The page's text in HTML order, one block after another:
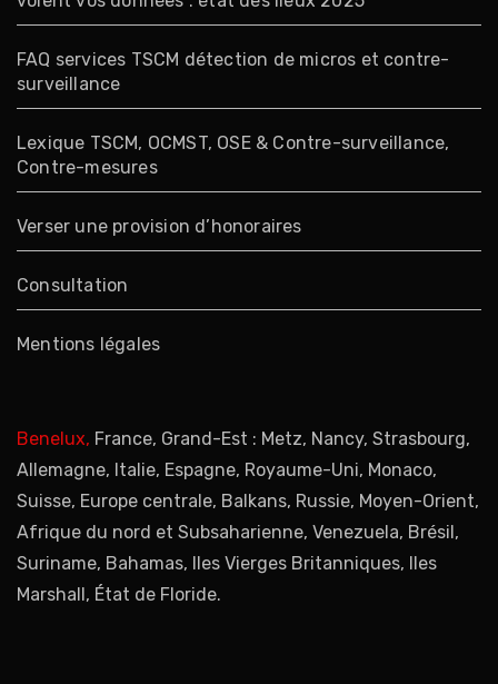
FAQ services TSCM détection de micros et contre-
surveillance
Lexique TSCM, OCMST, OSE & Contre-surveillance,
Contre-mesures
Verser une provision d’honoraires
Consultation
Mentions légales
Benelux, France, Grand-Est : Metz, Nancy, Strasbourg,
Allemagne, Italie, Espagne, Royaume-Uni, Monaco,
Suisse, Europe centrale, Balkans, Russie, Moyen-Orient,
Afrique du nord et Subsaharienne, Venezuela, Brésil,
Suriname, Bahamas, Iles Vierges Britanniques, Iles
Marshall, État de Floride.